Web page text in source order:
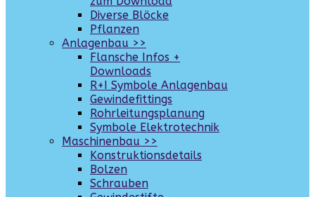
Diverse Blöcke
Pflanzen
Anlagenbau >>
Flansche Infos +
Downloads
R+I Symbole Anlagenbau
Gewindefittings
Rohrleitungsplanung
Symbole Elektrotechnik
Maschinenbau >>
Konstruktionsdetails
Bolzen
Schrauben